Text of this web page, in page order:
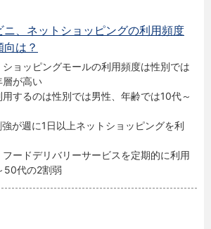
ニ、ネットショッピングの利用頻度
は？
ショッピングモールの利用頻度は性別では
層が高い
用するのは性別では男性、年齢では10代～
が週に1日以上ネットショッピングを利
フードデリバリーサービスを定期的に利用
50代の2割弱